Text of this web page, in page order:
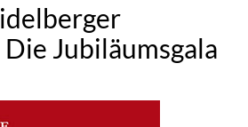
Jubiläumsgala